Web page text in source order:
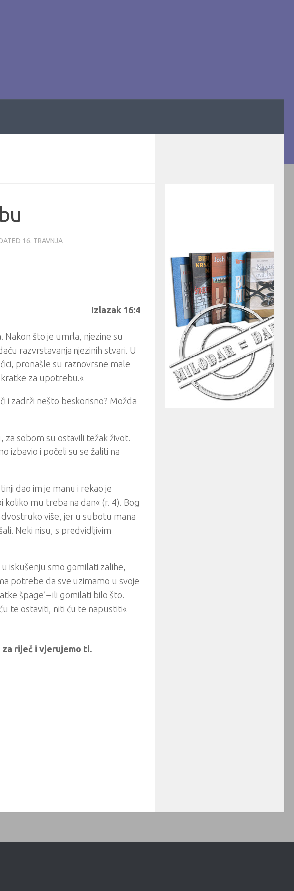
16. TRAVNJA
Izlazak 16:4
Nakon što je umrla, njezine su
razvrstavanja njezinih stvari. U
pronašle su raznovrsne male
za upotrebu.«
i zadrži nešto beskorisno? Možda
za sobom su ostavili težak život.
izbavio i počeli su se žaliti na
dao im je manu i rekao je
koliko mu treba na dan« (r. 4). Bog
više, jer u subotu mana
Neki nisu, s predvidljivim
iskušenju smo gomilati zalihe,
potrebe da sve uzimamo u svoje
špage’–ili gomilati bilo što.
te ostaviti, niti ću te napustiti«
za riječ i vjerujemo ti.